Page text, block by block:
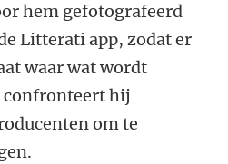
hem gefotografeerd
Litterati app, zodat er
waar wat wordt
confronteert hij
om te